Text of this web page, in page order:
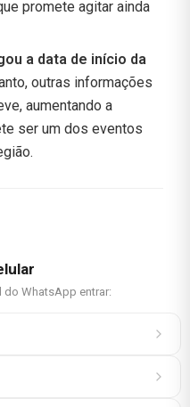
promete agitar ainda
a data de início da
outras informações
aumentando a
ser um dos eventos
do WhatsApp entrar: